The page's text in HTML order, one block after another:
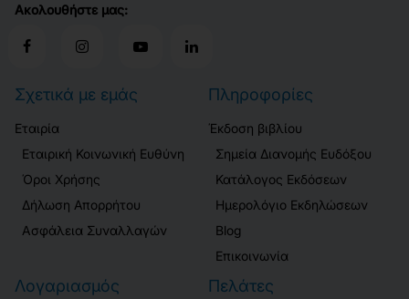
Ακολουθήστε μας:
Σχετικά με εμάς
Εταιρία
Εταιρική Κοινωνική Ευθύνη
Όροι Χρήσης
Δήλωση Απορρήτου
Ασφάλεια Συναλλαγών
Πληροφορίες
Έκδοση βιβλίου
Σημεία Διανομής Ευδόξου
Κατάλογος Εκδόσεων
Ημερολόγιο Εκδηλώσεων
Blog
Επικοινωνία
Λογαριασμός Πελάτες